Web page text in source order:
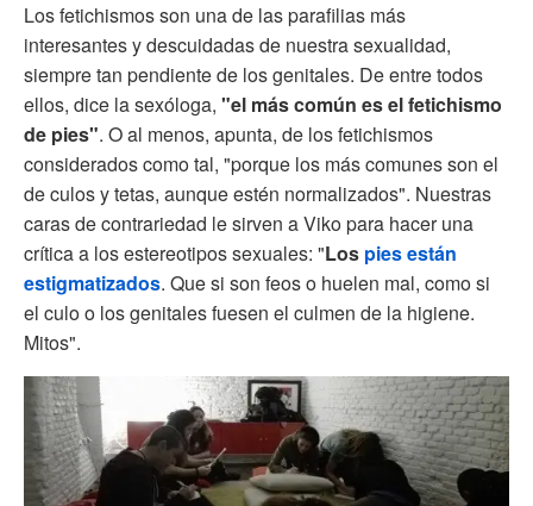
Los fetichismos son una de las parafilias más
interesantes y descuidadas de nuestra sexualidad,
siempre tan pendiente de los genitales. De entre todos
ellos, dice la sexóloga, "el más común es el fetichismo
de pies". O al menos, apunta, de los fetichismos
considerados como tal, "porque los más comunes son el
de culos y tetas, aunque estén normalizados". Nuestras
caras de contrariedad le sirven a Viko para hacer una
crítica a los estereotipos sexuales: "Los pies están
estigmatizados. Que si son feos o huelen mal, como si
el culo o los genitales fuesen el culmen de la higiene.
Mitos".